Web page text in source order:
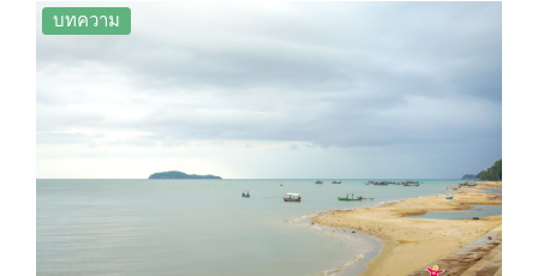
ชุมพรที่เป็นที่นิยมของนักท่องเที่ยวเพราะสามารถลง
เล่นน้ำและดำน้ำดูปะการังได้ อีกทั้งยังมีทิวทัศน์ที่
สวยงามของท้องทะเลสีฟ้าคราม และดงต้นมะพร้าว
บทความ